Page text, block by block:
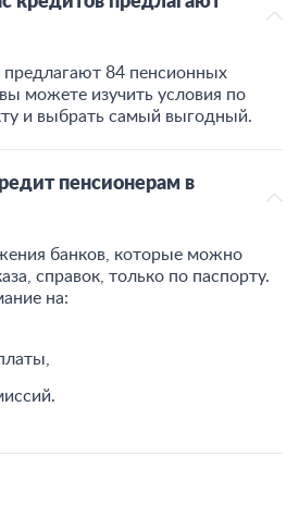
84 пенсионных
можете изучить условия по
и выбрать самый выгодный.
пенсионерам в
банков, которые можно
справок, только по паспорту.
на: